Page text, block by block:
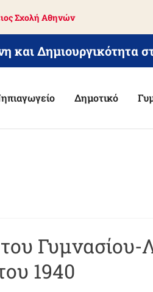
Σχολή Αθηνών
Δημιουργικότητα
Δημοτικό
Γυμνασίου-
1940